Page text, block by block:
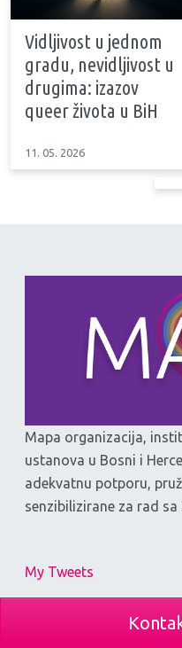
Vidljivost u jednom
gradu, nevidljivost u
drugima: izazov
queer života u BiH
11. 05. 2026
Mapa organizacija,
ustanova u Bosni i
adekvatnu potporu,
senzibilizirane za rad sa
My Tweets